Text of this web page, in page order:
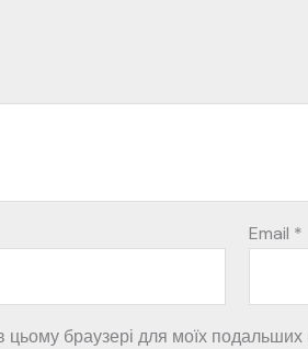
Email *
браузері для моїх подальших